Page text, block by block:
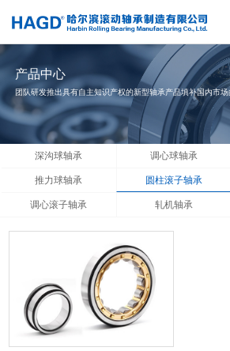
产品中心
团队研发推出具有自主知识产权的新型轴承产品填补国内市场
深沟球轴承 调心球轴承
推力球轴承 圆柱滚子轴承
调心滚子轴承 轧机轴承